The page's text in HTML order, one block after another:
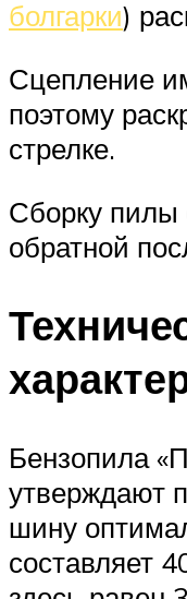
болгарки)
Сцепление
поэтому
стрелке.
Сборку пилы
обратной
Бензопила
утверждают
шину
составляет